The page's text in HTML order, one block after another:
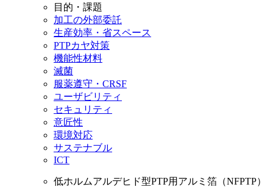
目的・課題
加工の外部委託
生産効率・省スペース
PTPカヤ対策
機能性材料
滅菌
服薬遵守・CRSF
ユーザビリティ
セキュリティ
意匠性
環境対応
サステナブル
ICT
低ホルムアルデヒド型PTP用アルミ箔（NFPTP）